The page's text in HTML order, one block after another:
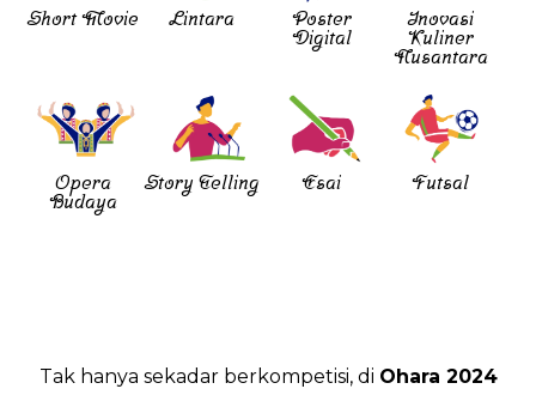
Short Movie Lintara
Poster
Digital
Inovasi
Kuliner
Nusantara
Opera
Budaya
Story Telling Esai Futsal
Tak hanya sekadar berkompetisi, di Ohara 2024